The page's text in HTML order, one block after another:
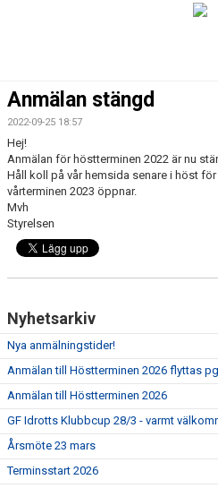
FRÅGOR OCH SVAR
AVBOKNING/ÅTERBETALNING
VÅRA GRUPPER
EVENEMANG
KONTAKT
Anmälan stängd
2022-09-25 18:57
Hej!
Anmälan för höstterminen 2022 är nu
Håll koll på vår hemsida senare i höst
vårterminen 2023 öppnar.
Mvh
Styrelsen
Nyhetsarkiv
Nya anmälningstider!
Anmälan till Höstterminen 2026 flyttas
Anmälan till Höstterminen 2026
GF Idrotts Klubbcup 28/3 - varmt
Årsmöte 23 mars
Terminsstart 2026